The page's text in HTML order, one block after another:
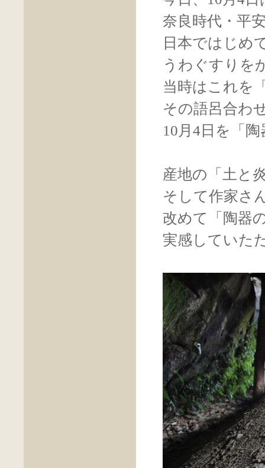
奈良時代・平
日本ではじめ
うわぐすりを
当時はこれを
その語呂合わ
10月4日を「
産地の「土と
そして作家さ
改めて「陶器
実感していた